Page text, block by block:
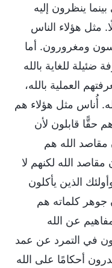
ينظرون إليه
مثل هؤلاء الناس
ومغرورون. أما
ضئيلة للغاية بالله
العملية بالله،
أُناس مثل هؤلاء هم
حقًّا قابلون لأن
مقاصد الله هم
الله لكنهم لا
الذين يأكلون
جوهر كلماته هم
عن الله
في التمرد عن عمد
أحكامًا على الله